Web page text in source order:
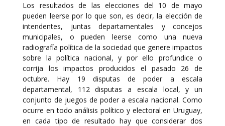
Los resultados de las elecciones del 10 de mayo
pueden leerse por lo que son, es decir, la elección de
intendentes, juntas departamentales y concejos
municipales, o pueden leerse como una nueva
radiografía política de la sociedad que genere impactos
sobre la política nacional, y por ello profundice o
corrija los impactos producidos el pasado 26 de
octubre. Hay 19 disputas de poder a escala
departamental, 112 disputas a escala local, y un
conjunto de juegos de poder a escala nacional. Como
ocurre en todo análisis político y electoral en Uruguay,
en cada tipo de resultado hay que considerar dos